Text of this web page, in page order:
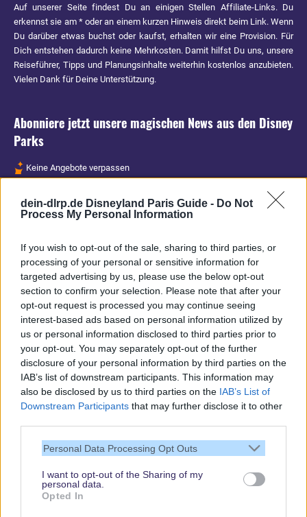
dein-dlrp.de Disneyland Paris Guide - Do Not
Process My Personal Information
If you wish to opt-out of the sale, sharing to third parties, or
processing of your personal or sensitive information for
targeted advertising by us, please use the below opt-out
section to confirm your selection. Please note that after your
opt-out request is processed you may continue seeing
interest-based ads based on personal information utilized by
us or personal information disclosed to third parties prior to
your opt-out. You may separately opt-out of the further
disclosure of your personal information by third parties on the
IAB’s list of downstream participants. This information may
also be disclosed by us to third parties on the IAB’s List of
Downstream Participants that may further disclose it to other
Personal Data Processing Opt Outs
I want to opt-out of the Sharing of my
personal data.
Opted In
Auf unserer Seite findest Du an einigen Stellen Affiliate-Links. Du
erkennst sie am * oder an einem kurzen Hinweis direkt beim Link. Wenn
Du darüber etwas buchst oder kaufst, erhalten wir eine Provision. Für
Dich entstehen dadurch keine Mehrkosten. Damit hilfst Du uns, unsere
Reiseführer, Tipps und Planungsinhalte weiterhin kostenlos anzubieten.
Vielen Dank für Deine Unterstützung.
Abonniere jetzt unsere magischen News aus den Disney
Parks
Keine Angebote verpassen
Spannende Lesetipps
Vielen Dank,
dass Du unsere
Seite liest.
Schau regelmäßig